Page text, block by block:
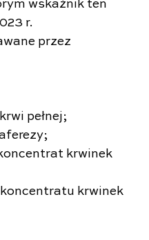
wskaźnik ten
r.
przez
pełnej;
krwinek
koncentratu krwinek